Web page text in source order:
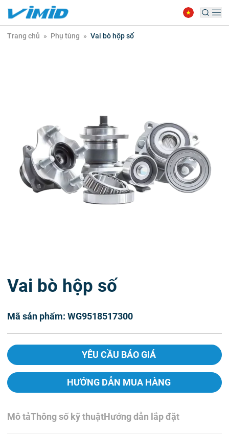
Trang chủ » Phụ tùng » Vai bò hộp số
Vai bò hộp số
Mã sản phẩm: WG9518517300
YÊU CẦU BÁO GIÁ
HƯỚNG DẪN MUA HÀNG
Mô tảThông số kỹ thuậtHướng dẫn lắp đặt